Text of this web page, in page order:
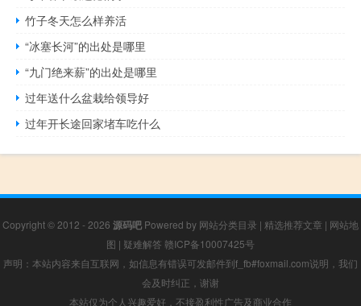
竹子冬天怎么样养活
“冰塞长河”的出处是哪里
“九门绝来薪”的出处是哪里
过年送什么盆栽给领导好
过年开长途回家堵车吃什么
Copyright © 2012 - 2026 源码吧 Powered by 网站分类目录 | 精选推荐文章 | 网站地
图 | 疑难解答 赣ICP备10007425号
声明：本站内容来自互联网，如信息有错误可发邮件到f_fb#foxmail.com说明，我们
会及时纠正，谢谢
本站仅为个人兴趣爱好，不接盈利性广告及商业合作